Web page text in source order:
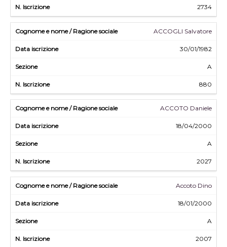
2734
ACCOGLI Salvatore
30/01/1982
A
880
ACCOTO Daniele
18/04/2000
A
2027
Accoto Dino
18/01/2000
A
2007